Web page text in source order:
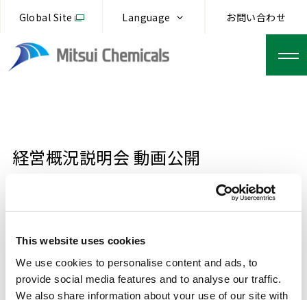
This website uses cookies
We use cookies to personalise content and ads, to
provide social media features and to analyse our traffic.
We also share information about your use of our site with
Global Site Language お問い合わせ
経営概況説明会 動画公開
2026.05.29
「経営概況説明会 動画公開」はこちら
をご覧くだ
さい。